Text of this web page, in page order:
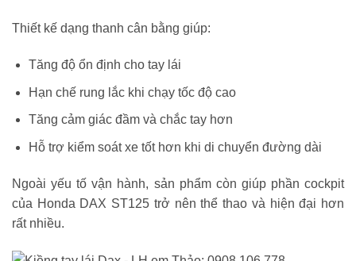
Thiết kế dạng thanh cân bằng giúp:
Tăng độ ổn định cho tay lái
Hạn chế rung lắc khi chạy tốc độ cao
Tăng cảm giác đầm và chắc tay hơn
Hỗ trợ kiểm soát xe tốt hơn khi di chuyển đường dài
Ngoài yếu tố vận hành, sản phẩm còn giúp phần cockpit
của Honda DAX ST125 trở nên thể thao và hiện đại hơn
rất nhiều.